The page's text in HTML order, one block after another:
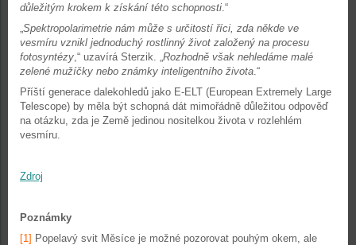
důležitým krokem k získání této schopnosti.“
„Spektropolarimetrie nám může s určitostí říci, zda někde ve
vesmíru vznikl jednoduchý rostlinný život založený na procesu
fotosyntézy,“ uzavírá Sterzik. „Rozhodně však nehledáme malé
zelené mužíčky nebo známky inteligentního života.“
Příští generace dalekohledů jako E-ELT (European Extremely Large
Telescope) by měla být schopná dát mimořádně důležitou odpověď
na otázku, zda je Země jedinou nositelkou života v rozlehlém
vesmíru.
Zdroj
Poznámky
[1] Popelavý svit Měsíce je možné pozorovat pouhým okem, ale